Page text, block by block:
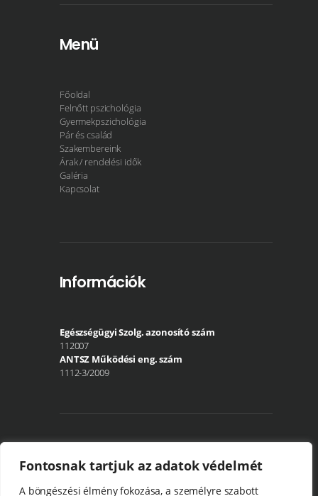
Fontosnak tartjuk az adatok védelmét
A böngészési élmény fokozása, a személyre szabott
Menü
Főoldal
Felnőtt pszichológia
Gyermekpszichológia
Pár és család
Szakembereink
Árak / rendelési idők
Galéria
Kapcsolat
Információk
Egészségügyi Szolg. azonosító szám
112007
ANTSZ Működési eng. szám
1112-3/2009